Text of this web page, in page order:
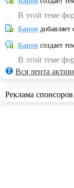
В этой теме
Барон добавляет
Барон создает
В этой теме
Вся лента
Реклама спонсоров